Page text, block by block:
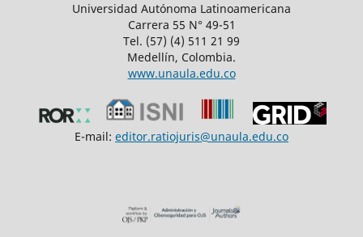
Universidad Autónoma Latinoamericana
Carrera 55 N° 49-51
Tel. (57) (4) 511 21 99
Medellín, Colombia.
www.unaula.edu.co
E-mail: editor.ratiojuris@unaula.edu.co